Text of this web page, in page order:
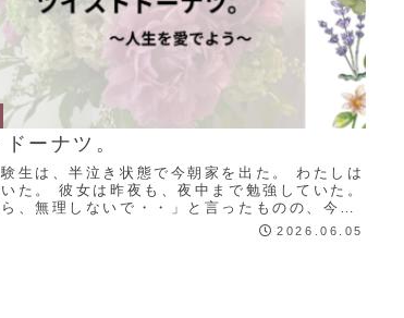
ーナツ。
生は、半泣き状態で今朝家を出た。 わたしは
た。 彼女は昨夜も、夜中まで勉強していた。
ら、無理しないで・・」と言ったものの、今の
わたしの言葉など届かないのは...
2026.06.05